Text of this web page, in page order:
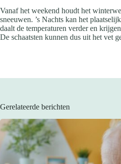
Vanaf het weekend houdt het
sneeuwen. ’s Nachts kan het
daalt de temperaturen verder en
De schaatsten kunnen dus uit het vet
Gerelateerde berichten